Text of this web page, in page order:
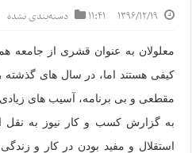
۱۳۹۶/۱۲/۱۹ ۱۱:۴۱ دسته‌بندی نشده
معلولان به عنوان قشری از جامعه
کیفی هستند اما، در سال های گذشته
مقطعی و بی برنامه، آسیب های زیادی
به گزارش کسب و کار نیوز به نقل از
استقلال و مفید بودن در کار و